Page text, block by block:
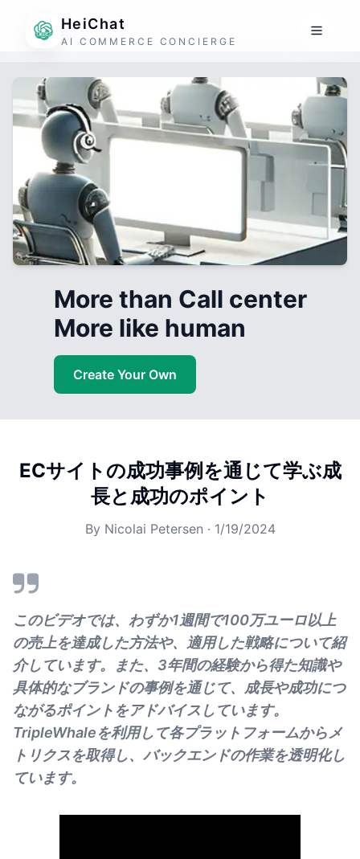
HeiChat
AI COMMERCE CONCIERGE
More than Call center
More like human
Create Your Own
ECサイトの成功事例を通じて学ぶ成
長と成功のポイント
By Nicolai Petersen · 1/19/2024
このビデオでは、わずか1週間で100万ユーロ以上
の売上を達成した方法や、適用した戦略について紹
介しています。また、3年間の経験から得た知識や
具体的なブランドの事例を通じて、成長や成功につ
ながるポイントをアドバイスしています。
TripleWhaleを利用して各プラットフォームからメ
トリクスを取得し、バックエンドの作業を透明化し
ています。